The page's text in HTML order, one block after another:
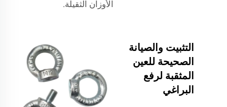
الأوزان الثقيلة.
التثبيت والصيانة
الصحيحة للعين
المثقبة لرفع
البراغي